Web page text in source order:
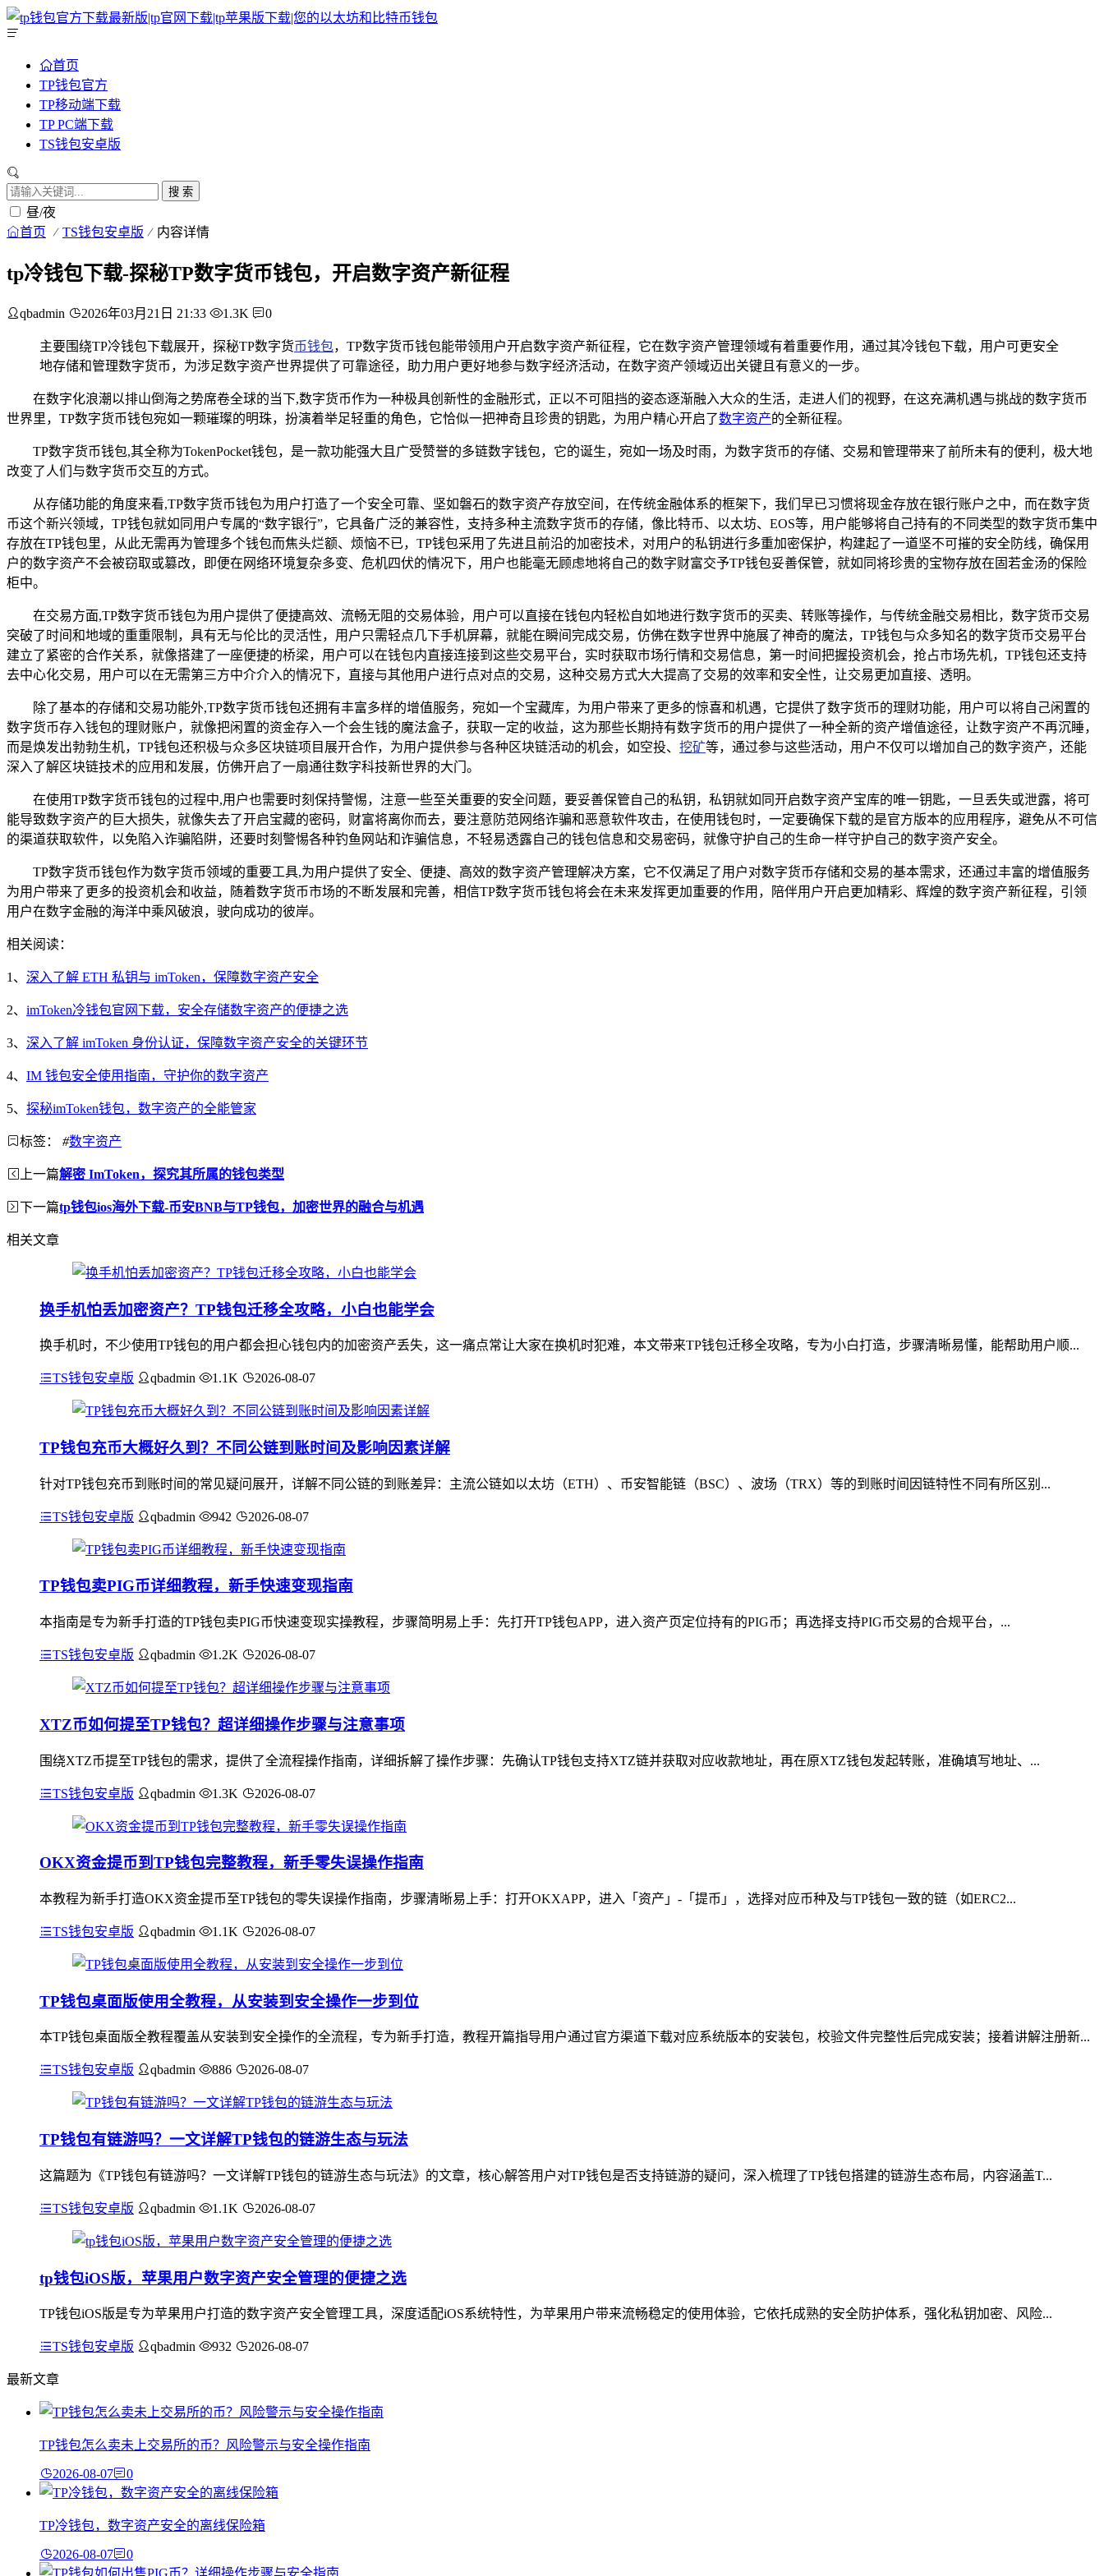
首页
TP钱包官方
TP移动端下载
TP PC端下载
TS钱包安卓版
搜 索
昼/夜
首页 TS钱包安卓版 内容详情
tp冷钱包下载-探秘TP数字货币钱包，开启数字资产新征程
qbadmin 2026年03月21日 21:33 1.3K 0
主要围绕TP冷钱包下载展开，探秘TP数字货币钱包，TP数字货币钱包能带领用户开启数字资产新征程，它在数字资产管理领域有着重要作用，通过其冷钱包下载，用户可更安全
地存储和管理数字货币，为涉足数字资产世界提供了可靠途径，助力用户更好地参与数字经济活动，在数字资产领域迈出关键且有意义的一步。
在数字化浪潮以排山倒海之势席卷全球的当下,数字货币作为一种极具创新性的金融形式，正以不可阻挡的姿态逐渐融入大众的生活，走进人们的视野，在这充满机遇与挑战的数字货币
世界里，TP数字货币钱包宛如一颗璀璨的明珠，扮演着举足轻重的角色，它恰似一把神奇且珍贵的钥匙，为用户精心开启了数字资产的全新征程。
TP数字货币钱包,其全称为TokenPocket钱包，是一款功能强大且广受赞誉的多链数字钱包，它的诞生，宛如一场及时雨，为数字货币的存储、交易和管理带来了前所未有的便利，极大地
改变了人们与数字货币交互的方式。
从存储功能的角度来看,TP数字货币钱包为用户打造了一个安全可靠、坚如磐石的数字资产存放空间，在传统金融体系的框架下，我们早已习惯将现金存放在银行账户之中，而在数字货
币这个新兴领域，TP钱包就如同用户专属的“数字银行”，它具备广泛的兼容性，支持多种主流数字货币的存储，像比特币、以太坊、EOS等，用户能够将自己持有的不同类型的数字货币集中
存放在TP钱包里，从此无需再为管理多个钱包而焦头烂额、烦恼不已，TP钱包采用了先进且前沿的加密技术，对用户的私钥进行多重加密保护，构建起了一道坚不可摧的安全防线，确保用
户的数字资产不会被窃取或篡改，即便在网络环境复杂多变、危机四伏的情况下，用户也能毫无顾虑地将自己的数字财富交予TP钱包妥善保管，就如同将珍贵的宝物存放在固若金汤的保险
柜中。
在交易方面,TP数字货币钱包为用户提供了便捷高效、流畅无阻的交易体验，用户可以直接在钱包内轻松自如地进行数字货币的买卖、转账等操作，与传统金融交易相比，数字货币交易
突破了时间和地域的重重限制，具有无与伦比的灵活性，用户只需轻点几下手机屏幕，就能在瞬间完成交易，仿佛在数字世界中施展了神奇的魔法，TP钱包与众多知名的数字货币交易平台
建立了紧密的合作关系，就像搭建了一座便捷的桥梁，用户可以在钱包内直接连接到这些交易平台，实时获取市场行情和交易信息，第一时间把握投资机会，抢占市场先机，TP钱包还支持
去中心化交易，用户可以在无需第三方中介介入的情况下，直接与其他用户进行点对点的交易，这种交易方式大大提高了交易的效率和安全性，让交易更加直接、透明。
除了基本的存储和交易功能外,TP数字货币钱包还拥有丰富多样的增值服务，宛如一个宝藏库，为用户带来了更多的惊喜和机遇，它提供了数字货币的理财功能，用户可以将自己闲置的
数字货币存入钱包的理财账户，就像把闲置的资金存入一个会生钱的魔法盒子，获取一定的收益，这为那些长期持有数字货币的用户提供了一种全新的资产增值途径，让数字资产不再沉睡，
而是焕发出勃勃生机，TP钱包还积极与众多区块链项目展开合作，为用户提供参与各种区块链活动的机会，如空投、 挖矿等，通过参与这些活动，用户不仅可以增加自己的数字资产，还能
深入了解区块链技术的应用和发展，仿佛开启了一扇通往数字科技新世界的大门。
在使用TP数字货币钱包的过程中,用户也需要时刻保持警惕，注意一些至关重要的安全问题，要妥善保管自己的私钥，私钥就如同开启数字资产宝库的唯一钥匙，一旦丢失或泄露，将可
能导致数字资产的巨大损失，就像失去了开启宝藏的密码，财富将离你而去，要注意防范网络诈骗和恶意软件攻击，在使用钱包时，一定要确保下载的是官方版本的应用程序，避免从不可信
的渠道获取软件，以免陷入诈骗陷阱，还要时刻警惕各种钓鱼网站和诈骗信息，不轻易透露自己的钱包信息和交易密码，就像守护自己的生命一样守护自己的数字资产安全。
TP数字货币钱包作为数字货币领域的重要工具,为用户提供了安全、便捷、高效的数字资产管理解决方案，它不仅满足了用户对数字货币存储和交易的基本需求，还通过丰富的增值服务
为用户带来了更多的投资机会和收益，随着数字货币市场的不断发展和完善，相信TP数字货币钱包将会在未来发挥更加重要的作用，陪伴用户开启更加精彩、辉煌的数字资产新征程，引领
用户在数字金融的海洋中乘风破浪，驶向成功的彼岸。
相关阅读：
1、 深入了解 ETH 私钥与 imToken，保障数字资产安全
2、 imToken冷钱包官网下载，安全存储数字资产的便捷之选
3、 深入了解 imToken 身份认证，保障数字资产安全的关键环节
4、 IM 钱包安全使用指南，守护你的数字资产
5、 探秘imToken钱包，数字资产的全能管家
标签： #数字资产
上一篇解密 ImToken，探究其所属的钱包类型
下一篇tp钱包ios海外下载-币安BNB与TP钱包，加密世界的融合与机遇
相关文章
换手机怕丢加密资产？TP钱包迁移全攻略，小白也能学会
换手机时，不少使用TP钱包的用户都会担心钱包内的加密资产丢失，这一痛点常让大家在换机时犯难，本文带来TP钱包迁移全攻略，专为小白打造，步骤清晰易懂，能帮助用户顺...
TS钱包安卓版 qbadmin 1.1K 2026-08-07
TP钱包充币大概好久到？不同公链到账时间及影响因素详解
针对TP钱包充币到账时间的常见疑问展开，详解不同公链的到账差异：主流公链如以太坊（ETH）、币安智能链（BSC）、波场（TRX）等的到账时间因链特性不同有所区别...
TS钱包安卓版 qbadmin 942 2026-08-07
TP钱包卖PIG币详细教程，新手快速变现指南
本指南是专为新手打造的TP钱包卖PIG币快速变现实操教程，步骤简明易上手：先打开TP钱包APP，进入资产页定位持有的PIG币；再选择支持PIG币交易的合规平台，...
TS钱包安卓版 qbadmin 1.2K 2026-08-07
XTZ币如何提至TP钱包？超详细操作步骤与注意事项
围绕XTZ币提至TP钱包的需求，提供了全流程操作指南，详细拆解了操作步骤：先确认TP钱包支持XTZ链并获取对应收款地址，再在原XTZ钱包发起转账，准确填写地址、...
TS钱包安卓版 qbadmin 1.3K 2026-08-07
OKX资金提币到TP钱包完整教程，新手零失误操作指南
本教程为新手打造OKX资金提币至TP钱包的零失误操作指南，步骤清晰易上手：打开OKXAPP，进入「资产」-「提币」，选择对应币种及与TP钱包一致的链（如ERC2...
TS钱包安卓版 qbadmin 1.1K 2026-08-07
TP钱包桌面版使用全教程，从安装到安全操作一步到位
本TP钱包桌面版全教程覆盖从安装到安全操作的全流程，专为新手打造，教程开篇指导用户通过官方渠道下载对应系统版本的安装包，校验文件完整性后完成安装；接着讲解注册新...
TS钱包安卓版 qbadmin 886 2026-08-07
TP钱包有链游吗？一文详解TP钱包的链游生态与玩法
这篇题为《TP钱包有链游吗？一文详解TP钱包的链游生态与玩法》的文章，核心解答用户对TP钱包是否支持链游的疑问，深入梳理了TP钱包搭建的链游生态布局，内容涵盖T...
TS钱包安卓版 qbadmin 1.1K 2026-08-07
tp钱包iOS版，苹果用户数字资产安全管理的便捷之选
TP钱包iOS版是专为苹果用户打造的数字资产安全管理工具，深度适配iOS系统特性，为苹果用户带来流畅稳定的使用体验，它依托成熟的安全防护体系，强化私钥加密、风险...
TS钱包安卓版 qbadmin 932 2026-08-07
最新文章
TP钱包怎么卖未上交易所的币？风险警示与安全操作指南
2026-08-07 0
TP冷钱包，数字资产安全的离线保险箱
2026-08-07 0